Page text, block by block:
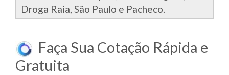
Droga Raia, São Paulo e Pacheco.
Faça Sua Cotação Rápida e
Gratuita